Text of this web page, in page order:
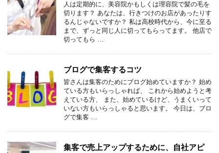
人は定期的に、美容院かもしくは理容院で髪の毛を
切ります？ あなたは、行きつけのお店があったりす
るんじゃないですか？ 私は高校時代から、今に至る
まで、ずっと同じ人に切ってもらってます。 他店で
切ってもら …
ブログで集客するコツ
皆さんは集客のためにブログ始めていますか？ 始め
ている方もいらっしゃれば、 これから始めようと考
えている方、 また、始めているけど、うまくいって
いない方もいらっしゃると思います。 今日は、ブロ
グで集客 …
集客で売上アップするために、自社アピ